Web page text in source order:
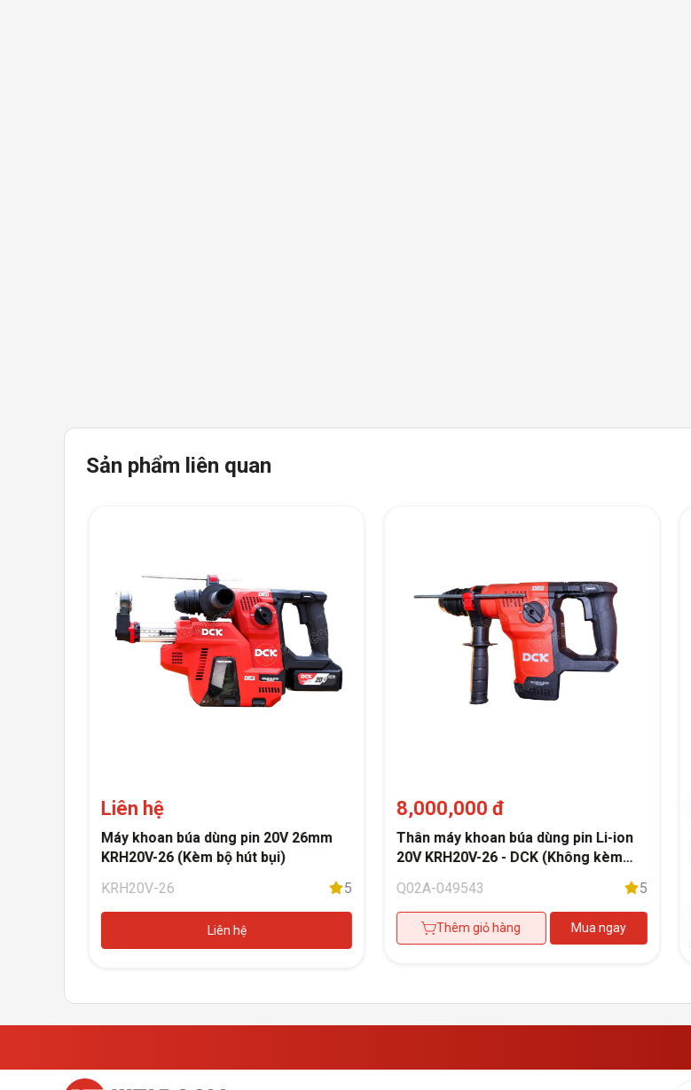
Sản phẩm liên quan
Liên hệ
Máy khoan búa dùng pin 20V 26mm
KRH20V-26 (Kèm bộ hút bụi)
KRH20V-26
5
Liên hệ
8,000,000 đ
Thân máy khoan búa dùng pin Li-ion
20V KRH20V-26 - DCK (Không kèm
Q02A-049543 5
Thêm giỏ hàng Mua ngay